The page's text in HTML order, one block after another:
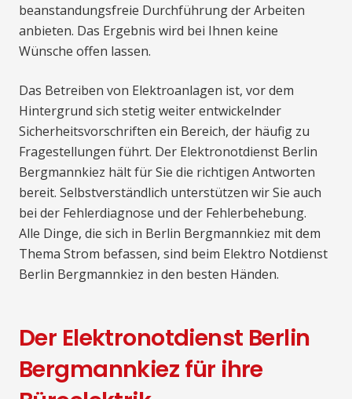
beanstandungsfreie Durchführung der Arbeiten
anbieten. Das Ergebnis wird bei Ihnen keine
Wünsche offen lassen.
Das Betreiben von Elektroanlagen ist, vor dem
Hintergrund sich stetig weiter entwickelnder
Sicherheitsvorschriften ein Bereich, der häufig zu
Fragestellungen führt. Der Elektronotdienst Berlin
Bergmannkiez hält für Sie die richtigen Antworten
bereit. Selbstverständlich unterstützen wir Sie auch
bei der Fehlerdiagnose und der Fehlerbehebung.
Alle Dinge, die sich in Berlin Bergmannkiez mit dem
Thema Strom befassen, sind beim Elektro Notdienst
Berlin Bergmannkiez in den besten Händen.
Der Elektronotdienst Berlin
Bergmannkiez für ihre